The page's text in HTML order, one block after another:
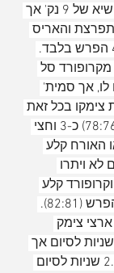
האורחים שוב עלו ליתרון שיא של 9 נק' אך
והאריס
קלע עוד שלשה ושוב זה 4 הפרש בלבד.
סל
לו, אך סמית'
צימקו בכל זאת
ופתאום זה רק 2 הפרש (78:76) כ-3 וחצי
האורח קלע
ויתרו
קלע
שלשה שצימקה לנקודה הפרש (82:81).
צימק
לנקודה הפרש שוב כ-12 שניות לסיום אך
קולסון שוב דייק מהקו ו-2.5 שניות לסיום